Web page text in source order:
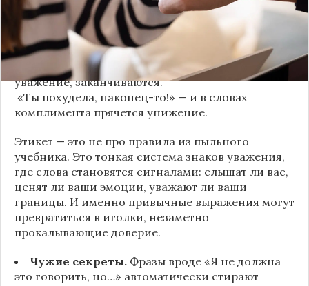
«Да я никому не расскажу, правда». И через пару
дней вашу историю пересказывает другой
человек.
«Хватит ныть» — и разговор, а вместе с ним
уважение, заканчиваются.
«Ты похудела, наконец-то!» — и в словах
комплимента прячется унижение.
Этикет — это не про правила из пыльного
учебника. Это тонкая система знаков уважения,
где слова становятся сигналами: слышат ли вас,
ценят ли ваши эмоции, уважают ли ваши
границы. И именно привычные выражения могут
превратиться в иголки, незаметно
прокалывающие доверие.
Чужие секреты. Фразы вроде «Я не должна
это говорить, но…» автоматически стирают